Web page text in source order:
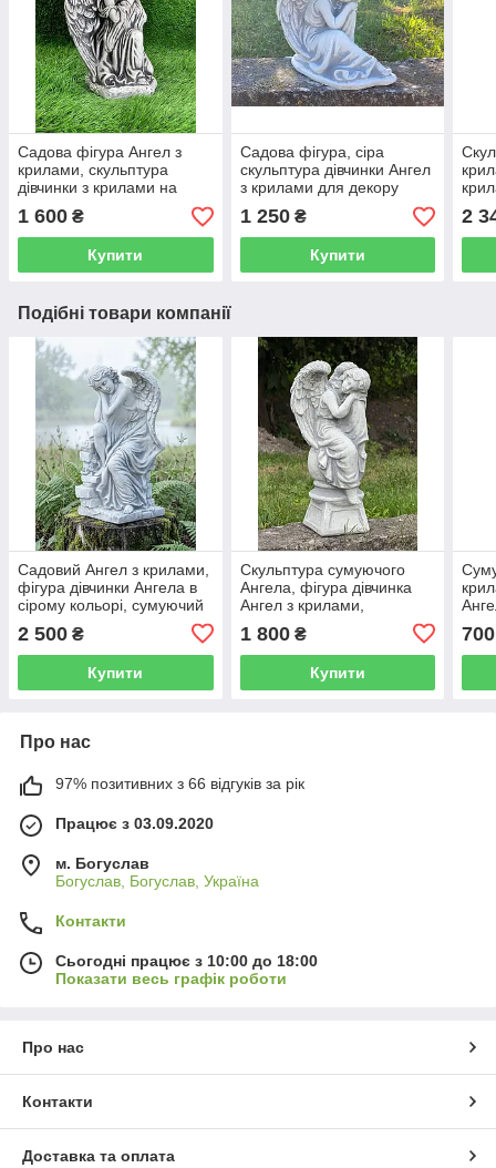
Садова фігура Ангел з
крилами, скульптура
дівчинки з крилами на
статуетка сіро-чорного
кольору ручного
1 600 ₴
Купити
Садова фігура, сіра
скульптура дівчинки Ангел
з крилами для декору
роботи 25 см
1 250₴
Купити
2
Подібні товари компанії
Садовий Ангел з крилами,
фігура дівчинки Ангела в
сірому кольорі, сумуючий
2 500 ₴
Купити
Скульптура сумуючого
Ангела, фігура дівчинка
Ангел з крилами,
Ангел на постаменті 41 см
1 800₴
Купити
700
Про нас
97% позитивних з 66 відгуків за рік
Працює з 03.09.2020
м. Богуслав
Богуслав, Богуслав, Україна
Контакти
Сьогодні працює з 10:00 до 18:00
Показати весь графік роботи
Про нас
Контакти
Доставка та оплата